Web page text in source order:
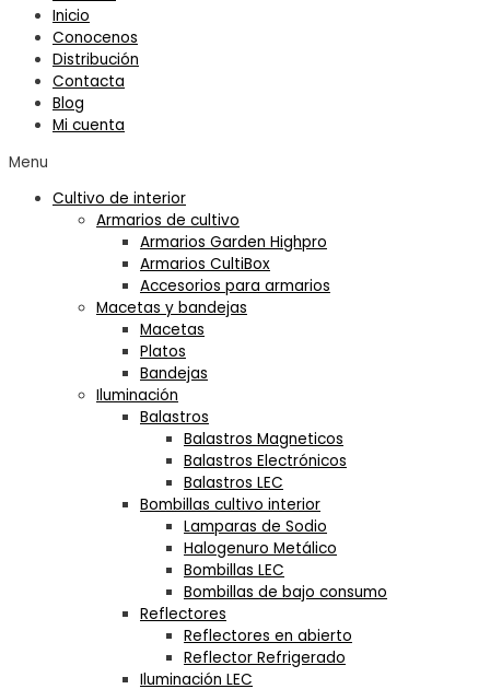
Inicio
Conocenos
Distribución
Contacta
Blog
Mi cuenta
Menu
Cultivo de interior
Armarios de cultivo
Armarios Garden Highpro
Armarios CultiBox
Accesorios para armarios
Macetas y bandejas
Macetas
Platos
Bandejas
Iluminación
Balastros
Balastros Magneticos
Balastros Electrónicos
Balastros LEC
Bombillas cultivo interior
Lamparas de Sodio
Halogenuro Metálico
Bombillas LEC
Bombillas de bajo consumo
Reflectores
Reflectores en abierto
Reflector Refrigerado
Iluminación LEC